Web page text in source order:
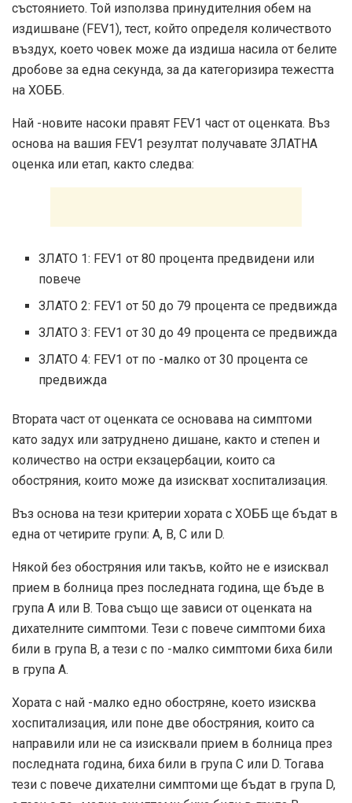
състоянието. Той използва принудителния обем на
издишване (FEV1), тест, който определя количеството
въздух, което човек може да издиша насила от белите
дробове за една секунда, за да категоризира тежестта
на ХОББ.
Най -новите насоки правят FEV1 част от оценката. Въз
основа на вашия FEV1 резултат получавате ЗЛАТНА
оценка или етап, както следва:
ЗЛАТО 1: FEV1 от 80 процента предвидени или
повече
ЗЛАТО 2: FEV1 от 50 до 79 процента се предвижда
ЗЛАТО 3: FEV1 от 30 до 49 процента се предвижда
ЗЛАТО 4: FEV1 от по -малко от 30 процента се
предвижда
Втората част от оценката се основава на симптоми
като задух или затруднено дишане, както и степен и
количество на остри екзацербации, които са
обостряния, които може да изискват хоспитализация.
Въз основа на тези критерии хората с ХОББ ще бъдат в
една от четирите групи: A, B, C или D.
Някой без обостряния или такъв, който не е изисквал
прием в болница през последната година, ще бъде в
група А или В. Това също ще зависи от оценката на
дихателните симптоми. Тези с повече симптоми биха
били в група В, а тези с по -малко симптоми биха били
в група А.
Хората с най -малко едно обостряне, което изисква
хоспитализация, или поне две обостряния, които са
направили или не са изисквали прием в болница през
последната година, биха били в група C или D. Тогава
тези с повече дихателни симптоми ще бъдат в група D,